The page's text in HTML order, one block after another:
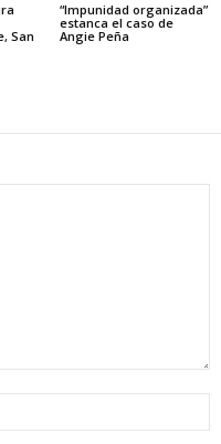
San
“Impunidad organizada”
estanca el caso de
Angie Peña